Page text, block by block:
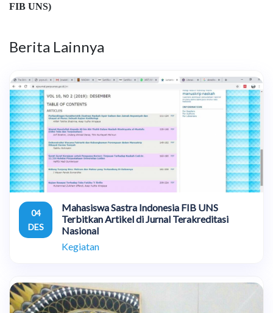
FIB UNS)
Berita Lainnya
04
DES
Mahasiswa Sastra Indonesia FIB UNS
Terbitkan Artikel di Jurnal Terakreditasi
Nasional
Kegiatan